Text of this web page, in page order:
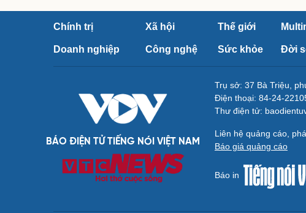
Chính trị Xã hội Thế giới
Doanh nghiệp Công nghệ Sức khỏe Đời
BÁO ĐIỆN TỬ TIẾNG NÓI VIỆT NAM
Trụ sở: 37 Bà Triệu,
Điện thoại: 84-24-
Thư điện tử:
Liên hệ quảng cáo,
Báo giá quảng cáo
Báo in